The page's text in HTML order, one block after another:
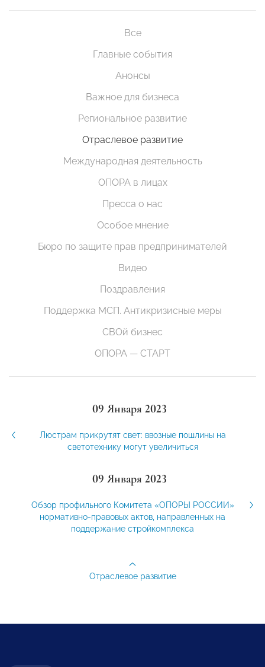
Все
Главные события
Анонсы
Важное для бизнеса
Региональное развитие
Отраслевое развитие
Международная деятельность
ОПОРА в лицах
Пресса о нас
Особое мнение
Бюро по защите прав предпринимателей
Видео
Поздравления
Поддержка МСП. Антикризисные меры
СВОй бизнес
ОПОРА — СТАРТ
09 Января 2023
Люстрам прикрутят свет: ввозные пошлины на
светотехнику могут увеличиться
09 Января 2023
Обзор профильного Комитета «ОПОРЫ РОССИИ»
нормативно-правовых актов, направленных на
поддержание стройкомплекса
Отраслевое развитие